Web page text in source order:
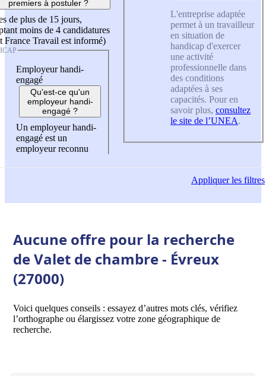
premiers à postuler ?
de plus de 15 jours,
moins de 4 candidatures
France Travail est informé)
Employeur handi-
engagé
Qu'est-ce qu'un
employeur handi-
engagé ?
Un employeur handi-
engagé est un
employeur reconnu
L'entreprise adaptée
permet à un travailleur
en situation de
handicap d'exercer
une activité
professionnelle dans
des conditions
adaptées à ses
capacités. Pour en
savoir plus, consultez
le site de l’UNEA.
Appliquerles filtres
Aucune offre pour la recherche
de Valet de chambre - Évreux
(27000)
Voici quelques conseils : essayez d’autres mots clés, vérifiez
l’orthographe ou élargissez votre zone géographique de
recherche.